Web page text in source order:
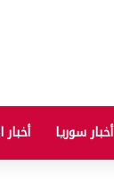
أخبار سوريا أخبار